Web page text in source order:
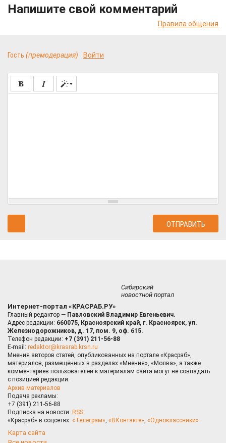
Напишите свой комментарий
Правила общения
Гость (премодерация) Войти
Сибирский
новостной портал
Интернет-портал «КРАСРАБ.РУ»
Главный редактор — Павловский Владимир Евгеньевич.
Адрес редакции: 660075, Красноярский край, г. Красноярск, ул.
Железнодорожников, д. 17, пом. 9, оф. 615.
Телефон редакции: +7 (391) 211-56-88
E-mail: redaktor@krasrab.krsn.ru
Мнения авторов статей, опубликованных на портале «Красраб»,
материалов, размещённых в разделах «Мнения», «Молва», а также
комментариев пользователей к материалам сайта могут не совпадать
с позицией редакции.
Архив материалов
Подача рекламы:
+7 (391) 211-56-88
Подписка на новости: RSS
«Красраб» в соцсетях: «Телеграм», «ВКонтакте», «Одноклассники»
Карта сайта